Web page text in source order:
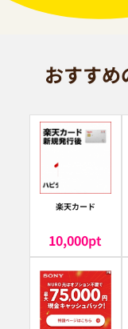
おすす
楽天カード
10,000pt